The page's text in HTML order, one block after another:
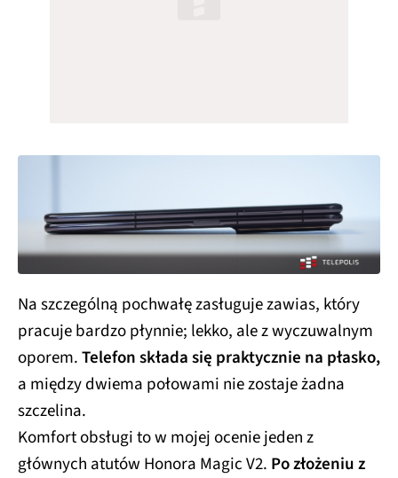
Na szczególną pochwałę zasługuje zawias, który
pracuje bardzo płynnie; lekko, ale z wyczuwalnym
oporem.Telefon składa się praktycznie na płasko,
a między dwiema połowami nie zostaje żadna
szczelina.
Komfort obsługi to w mojej ocenie jeden z
głównych atutów Honora Magic V2. Po złożeniu z